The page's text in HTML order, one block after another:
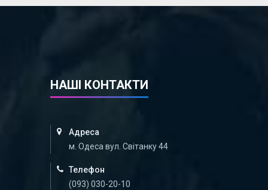
НАШІ КОНТАКТИ
Адреса
м. Одеса вул. Світанку 44
Телефон
(093) 030-20-10